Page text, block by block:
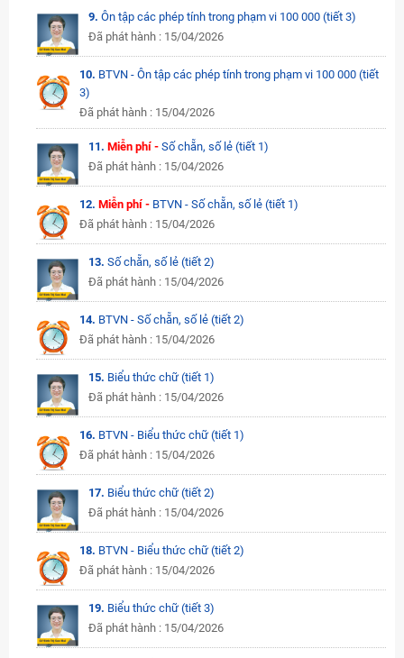
9. Ôn tập các phép tính trong phạm vi 100 000 (tiết 3)
Đã phát hành : 15/04/2026
10. BTVN - Ôn tập các phép tính trong phạm vi 100 000 (tiết
3)
Đã phát hành : 15/04/2026
11. Miễn phí - Số chẵn, số lẻ (tiết 1)
Đã phát hành : 15/04/2026
12.Miễn phí - BTVN - Số chẵn, số lẻ (tiết 1)
Đã phát hành : 15/04/2026
13. Số chẵn, số lẻ (tiết 2)
Đã phát hành : 15/04/2026
14. BTVN - Số chẵn, số lẻ (tiết 2)
Đã phát hành : 15/04/2026
15. Biểu thức chữ (tiết 1)
Đã phát hành : 15/04/2026
16. BTVN - Biểu thức chữ (tiết 1)
Đã phát hành : 15/04/2026
17. Biểu thức chữ (tiết 2)
Đã phát hành : 15/04/2026
18. BTVN - Biểu thức chữ (tiết 2)
Đã phát hành : 15/04/2026
19. Biểu thức chữ (tiết 3)
Đã phát hành : 15/04/2026